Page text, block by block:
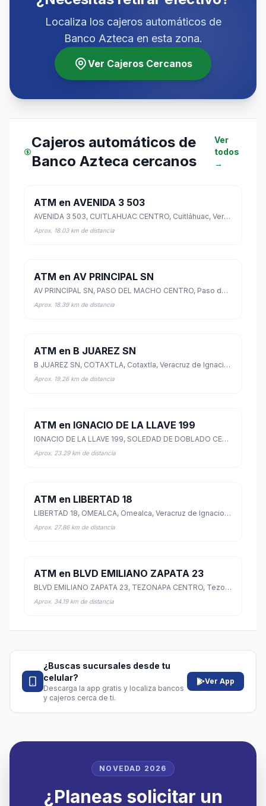
Localiza los cajeros automáticos de
Banco Azteca en esta zona.
Ver Cajeros Cercanos
Cajeros automáticos de
Banco Azteca cercanos
Ver
todos
→
ATM en AVENIDA 3 503
AVENIDA 3 503, CUITLAHUAC CENTRO, Cuitláhuac, Veracruz de Ignacio de la Llave
Aprox. 18.03 km de distancia
ATM en AV PRINCIPAL SN
AV PRINCIPAL SN, PASO DEL MACHO CENTRO, Paso del Macho, Veracruz de Ignacio de la Llave
Aprox. 18.39 km de distancia
ATM en B JUAREZ SN
B JUAREZ SN, COTAXTLA, Cotaxtla, Veracruz de Ignacio de la Llave
Aprox. 19.26 km de distancia
ATM en IGNACIO DE LA LLAVE 199
IGNACIO DE LA LLAVE 199, SOLEDAD DE DOBLADO CENTRO, Soledad de Doblado, Veracruz de Ignacio de la Llave
Aprox. 23.29 km de distancia
ATM en LIBERTAD 18
LIBERTAD 18, OMEALCA, Omealca, Veracruz de Ignacio de la Llave
Aprox. 27.86 km de distancia
ATM en BLVD EMILIANO ZAPATA 23
BLVD EMILIANO ZAPATA 23, TEZONAPA CENTRO, Tezonapa, Veracruz de Ignacio de la Llave
Aprox. 34.19 km de distancia
¿Buscas sucursales desde tu
celular?
Descarga la app gratis y localiza bancos
y cajeros cerca de ti.
Ver App
NOVEDAD 2026
¿Planeas solicitar un